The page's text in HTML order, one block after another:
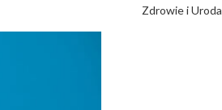
Zdrowie i Uroda